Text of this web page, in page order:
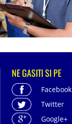
NE GASITI SI PE
Facebook
Twitter
Google+